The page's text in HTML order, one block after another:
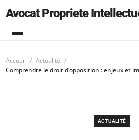
Avocat Propriete
Accueil
Actualité
Comprendre le droit d’opposition : enjeux et
ACTUALITÉ